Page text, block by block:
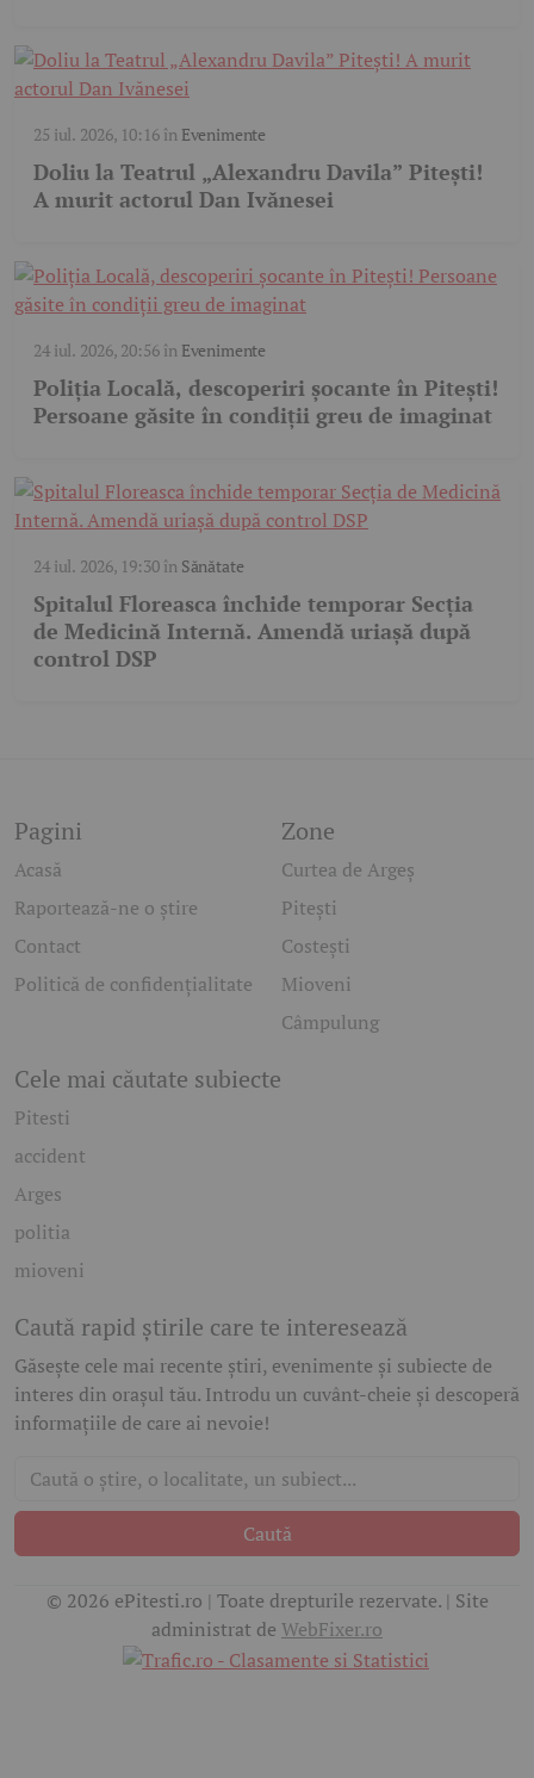
25 iul. 2026, 10:16în Evenimente
Doliu la Teatrul „Alexandru Davila” Pitești!
A murit actorul Dan Ivănesei
24 iul. 2026, 20:56în Evenimente
Poliția Locală, descoperiri șocante în Pitești!
Persoane găsite în condiții greu de imaginat
24 iul. 2026, 19:30în Sănătate
Spitalul Floreasca închide temporar Secția
de Medicină Internă. Amendă uriașă după
control DSP
Pagini
Acasă
Raportează-ne o știre
Contact
Politică de confidențialitate
Zone
Curtea de Argeș
Pitești
Costești
Mioveni
Câmpulung
Cele mai căutate subiecte
Pitesti
accident
Arges
politia
mioveni
Caută rapid știrile care te interesează
Găsește cele mai recente știri, evenimente și subiecte de
interes din orașul tău. Introdu un cuvânt-cheie și descoperă
informațiile de care ai nevoie!
Caută
© 2026 ePitesti.ro | Toate drepturile rezervate. | Site
administrat de WebFixer.ro